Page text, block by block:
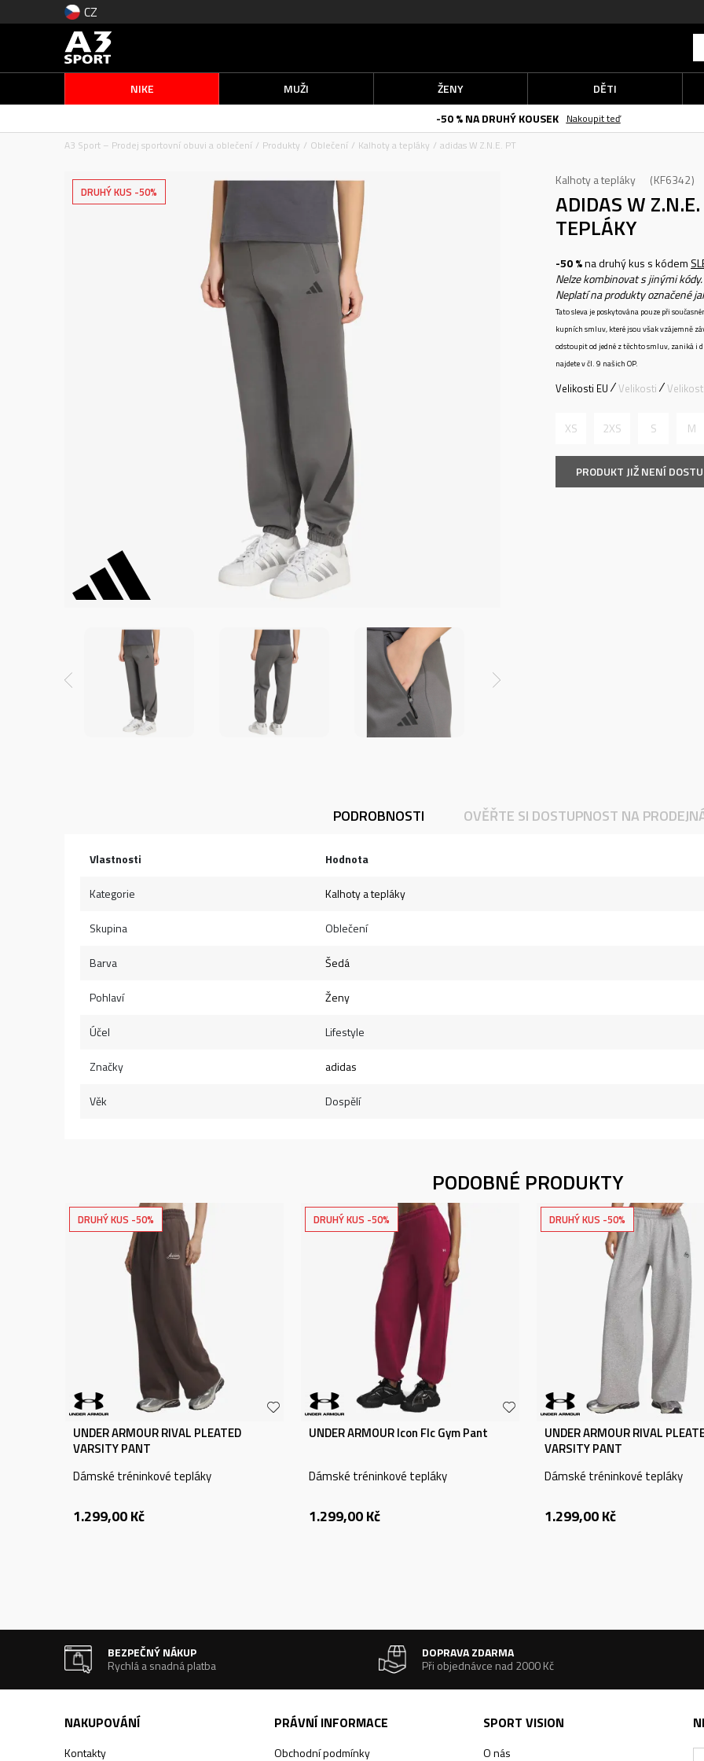
CZ
NIKE MUŽI ŽENY
DĚTI
-50 % NA DRUHÝ KOUSEK
Nakoupit teď
A3 Sport – Prodej sportovní obuvi a oblečení
Produkty Oblečení Kalhoty a tepláky adidas W Z.N.E. PT
DRUHÝ KUS -50%
Kalhoty a tepláky KF6342
ADIDAS W
TEPLÁKY
-50 %na druhý kus s kódem
Nelze kombinovat s jinými kódy.
Neplatí na produkty označené
Tato sleva je poskytována pouze při
kupních smluv, které jsou však vzájemně
odstoupit od jedné z těchto smluv, zaniká i
najdete v čl. 9 našich OP.
Velikosti EU Velikosti
XS 2XS S M
PRODUKT JIŽ NENÍ
PODROBNOSTI OVĚŘTE SI DOSTUPNOST NA
Vlastnosti Hodnota
Kategorie Kalhoty a tepláky
Skupina Oblečení
Barva Šedá
Pohlaví Ženy
Účel Lifestyle
Značky adidas
Věk Dospělí
PODOBNÉ PRODUKTY
DRUHÝ KUS -50%
UNDER ARMOUR RIVAL PLEATED
VARSITY PANT
Dámské tréninkové tepláky
1.299,00Kč
DRUHÝ KUS -50%
UNDER ARMOUR Icon Flc Gym Pant
Dámské tréninkové tepláky
1.299,00Kč
DRUHÝ KUS -50%
UNDER ARMOUR RIVAL
VARSITY PANT
Dámské tréninkové tepláky
1.299,00Kč
BEZPEČNÝ NÁKUP
Rychlá a snadná platba
DOPRAVA ZDARMA
Při objednávce nad 2000 Kč
NAKUPOVÁNÍ
Kontakty
PRÁVNÍ INFORMACE
Obchodní podmínky
SPORT VISION
O nás